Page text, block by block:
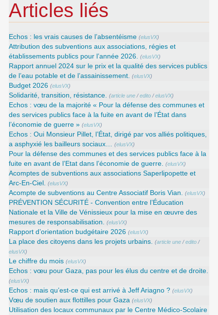
Articles liés
Echos : les vrais causes de l’absentéisme (elusVX)
Attribution des subventions aux associations, régies et
établissements publics pour l’année 2026.
(elusVX)
Rapport annuel 2024 sur le prix et la qualité des services publics
de l’eau potable et de l’assainissement.
(elusVX)
Budget 2026 (elusVX)
Solidarité, transition, résistance. (article une /edito /elusVX)
Echos : vœu de la majorité « Pour la défense des communes et
des services publics face à la fuite en avant de l’État dans
l’économie de guerre » (elusVX)
Echos : Oui Monsieur Pillet, l’État, dirigé par vos alliés politiques,
a asphyxié les bailleurs sociaux…
(elusVX)
Pour la défense des communes et des services publics face à la
fuite en avant de l’Etat dans l’économie de guerre.
(elusVX)
Acomptes de subventions aux associations Saperlipopette et
Arc-En-Ciel.
(elusVX)
Acompte de subventions au Centre Associatif Boris Vian. (elusVX)
PRÉVENTION SÉCURITÉ - Convention entre l’Éducation
Nationale et la Ville de Vénissieux pour la mise en œuvre des
mesures de responsabilisation.
(elusVX)
Rapport d’orientation budgétaire 2026 (elusVX)
La place des citoyens dans les projets urbains. (article une /edito /
elusVX)
Le chiffre du mois (elusVX)
Echos : vœu pour Gaza, pas pour les élus du centre et de droite.
(elusVX)
Echos : mais qu’est-ce qui est arrivé à Jeff Ariagno ? (elusVX)
Vœu de soutien aux flottilles pour Gaza (elusVX)
Utilisation des locaux communaux par le Centre Médico-Scolaire